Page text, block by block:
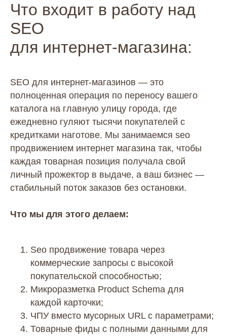
Что входит в работу над
SEO
для интернет‑магазина:
SEO для интернет‑магазинов — это
полноценная операция по переносу вашего
каталога на главную улицу города, где
ежедневно гуляют тысячи покупателей с
кредитками наготове. Мы занимаемся seo
продвижением интернет магазина так, чтобы
каждая товарная позиция получала свой
личный прожектор в выдаче, а ваш бизнес —
стабильный поток заказов без остановки.
Что мы для этого делаем:
Seo продвижение товара через
коммерческие запросы с высокой
покупательской способностью;
Микроразметка Product Schema для
каждой карточки;
ЧПУ вместо мусорных URL с параметрами;
Товарные фиды с полными данными для